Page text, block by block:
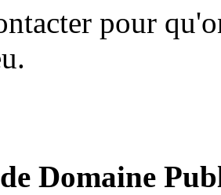
pour
Domaine